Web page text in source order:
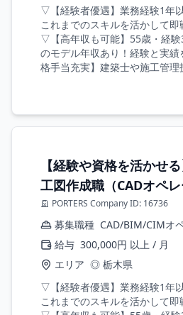
▽【経験者優遇】業務経験1年
これまでのスキルを活かして即
▽【高年収も可能】55歳・経
のモデル年収あり！経験と実
格手当充実】建築士や施工管理
【経験や資格を活かせ
工図作成職（CADオペレ
PORTERS Company ID: 16736
募集職種 CAD/BIM/CIMオ
給与 300,000円 以上 / 月
エリア ◎ 栃木県
▽【経験者優遇】業務経験1年
これまでのスキルを活かして即